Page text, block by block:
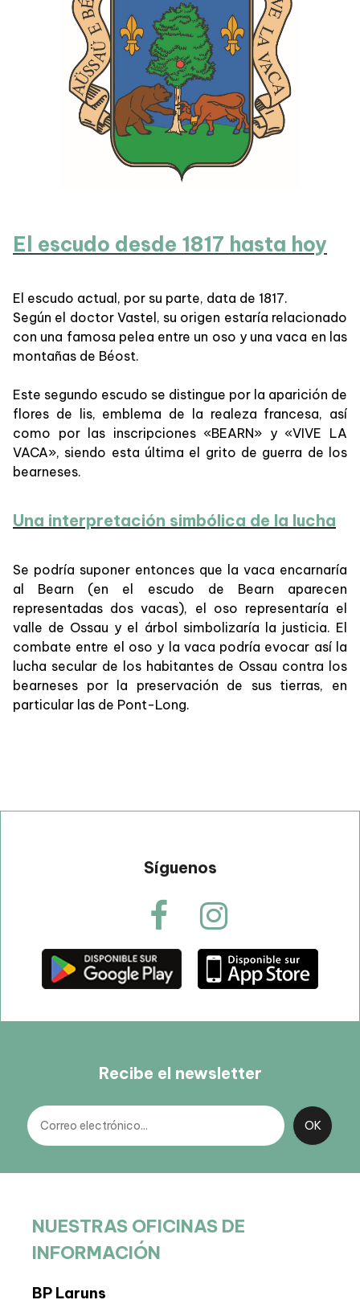
El escudo desde 1817 hasta hoy
El escudo actual, por su parte, data de 1817.
Según el doctor Vastel, su origen estaría relacionado
con una famosa pelea entre un oso y una vaca en las
montañas de Béost.
Este segundo escudo se distingue por la aparición de
flores de lis, emblema de la realeza francesa, así
como por las inscripciones «BEARN» y «VIVE LA
VACA», siendo esta última el grito de guerra de los
bearneses.
Una interpretación simbólica de la lucha
Se podría suponer entonces que la vaca encarnaría
al Bearn (en el escudo de Bearn aparecen
representadas dos vacas), el oso representaría el
valle de Ossau y el árbol simbolizaría la justicia. El
combate entre el oso y la vaca podría evocar así la
lucha secular de los habitantes de Ossau contra los
bearneses por la preservación de sus tierras, en
particular las de Pont-Long.
Síguenos
Recibe el newsletter
NUESTRAS OFICINAS DE
INFORMACIÓN
BP Laruns